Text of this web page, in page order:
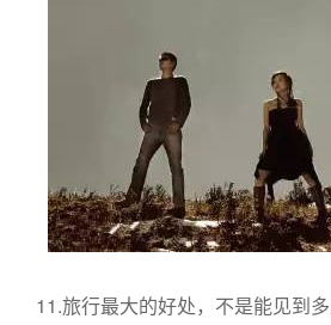
11.旅行最大的好处，不是能见到